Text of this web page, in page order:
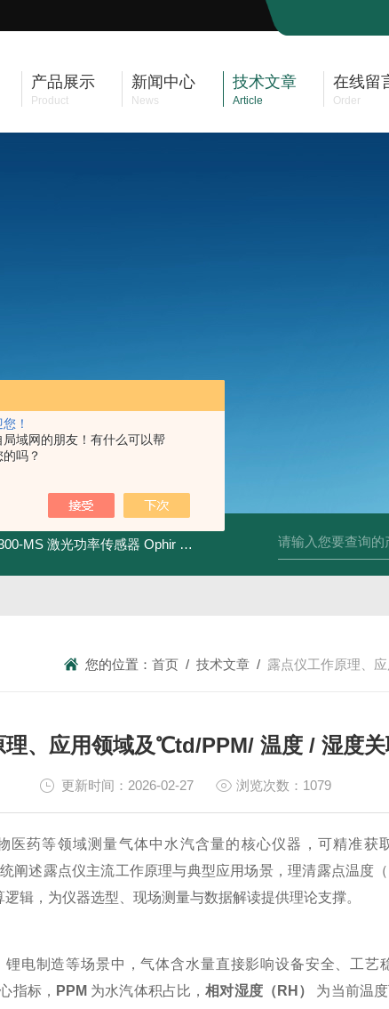
！
局域网的朋友！有什么可以帮
的吗？
产品展示
Product
新闻中心
News
技术文章
Article
在线留
Order
MS 激光功率传感器 Ophir PD300R-3W 激光功率传感器 Ophir
您的位置：首页 /技术文章 / 露点仪工作原理、应用
理、应用领域及℃td/PPM/ 温度 / 湿度
更新时间：2026-02-27 浏览次数：1079
医药等领域测量气体中水汽含量的核心仪器，可精准
阐述露点仪主流工作原理与典型应用场景，理清露点温度
辑，为仪器选型、现场测量与数据解读提供理论支撑。
电制造等场景中，气体含水量直接影响设备安全、工艺
指标， PPM 为水汽体积占比，相对湿度（RH）
为当前温